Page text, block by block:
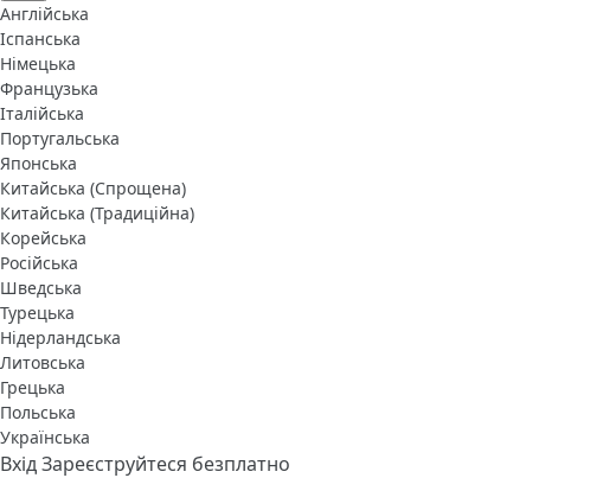
Англійська
Іспанська
Німецька
Французька
Італійська
Португальська
Японська
Китайська (Спрощена)
Китайська (Традиційна)
Корейська
Російська
Шведська
Турецька
Нідерландська
Литовська
Грецька
Польська
Українська
ВхідЗареєструйтеся безплатно